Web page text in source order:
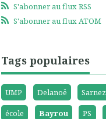
S'abonner au flux RSS
S'abonner au flux ATOM
Tags populaires
UMP Delanoë Sarnez
école
Bayrou PS